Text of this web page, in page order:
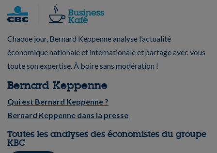
Chaque jour, Bernard Keppenne analyse l’actualité
économique nationale et internationale et partage avec vous
toute son expertise. À boire sans modération !
Bernard Keppenne
Qui est Bernard Keppenne ?
Bernard Keppenne dans la presse
Toutes les analyses des économistes du groupe
KBC